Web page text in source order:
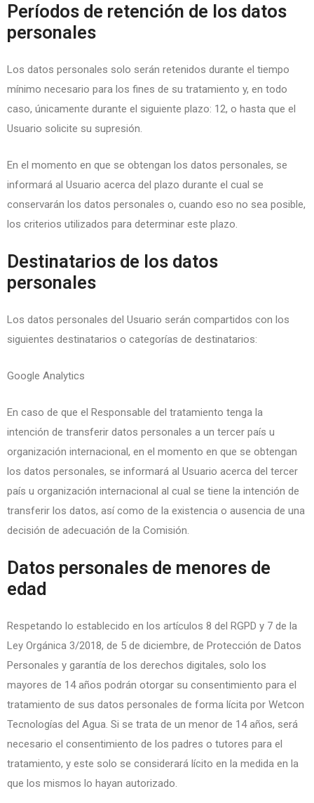
Períodos de retención de los datos
personales
Los datos personales solo serán retenidos durante el tiempo
mínimo necesario para los fines de su tratamiento y, en todo
caso, únicamente durante el siguiente plazo: 12, o hasta que el
Usuario solicite su supresión.
En el momento en que se obtengan los datos personales, se
informará al Usuario acerca del plazo durante el cual se
conservarán los datos personales o, cuando eso no sea posible,
los criterios utilizados para determinar este plazo.
Destinatarios de los datos
personales
Los datos personales del Usuario serán compartidos con los
siguientes destinatarios o categorías de destinatarios:
Google Analytics
En caso de que el Responsable del tratamiento tenga la
intención de transferir datos personales a un tercer país u
organización internacional, en el momento en que se obtengan
los datos personales, se informará al Usuario acerca del tercer
país u organización internacional al cual se tiene la intención de
transferir los datos, así como de la existencia o ausencia de una
decisión de adecuación de la Comisión.
Datos personales de menores de
edad
Respetando lo establecido en los artículos 8 del RGPD y 7 de la
Ley Orgánica 3/2018, de 5 de diciembre, de Protección de Datos
Personales y garantía de los derechos digitales, solo los
mayores de 14 años podrán otorgar su consentimiento para el
tratamiento de sus datos personales de forma lícita por Wetcon
Tecnologías del Agua. Si se trata de un menor de 14 años, será
necesario el consentimiento de los padres o tutores para el
tratamiento, y este solo se considerará lícito en la medida en la
que los mismos lo hayan autorizado.